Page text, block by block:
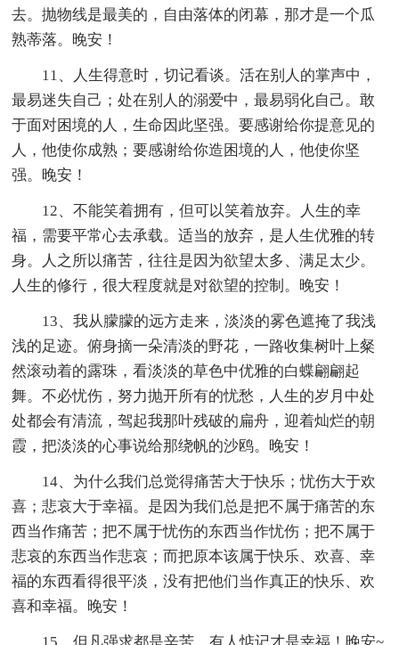
去。抛物线是最美的，自由落体的闭幕，那才是一个瓜
熟蒂落。晚安！
11、人生得意时，切记看谈。活在别人的掌声中，
最易迷失自己；处在别人的溺爱中，最易弱化自己。敢
于面对困境的人，生命因此坚强。要感谢给你提意见的
人，他使你成熟；要感谢给你造困境的人，他使你坚
强。晚安！
12、不能笑着拥有，但可以笑着放弃。人生的幸
福，需要平常心去承载。适当的放弃，是人生优雅的转
身。人之所以痛苦，往往是因为欲望太多、满足太少。
人生的修行，很大程度就是对欲望的控制。晚安！
13、我从朦朦的远方走来，淡淡的雾色遮掩了我浅
浅的足迹。俯身摘一朵清淡的野花，一路收集树叶上粲
然滚动着的露珠，看淡淡的草色中优雅的白蝶翩翩起
舞。不必忧伤，努力抛开所有的忧愁，人生的岁月中处
处都会有清流，驾起我那叶残破的扁舟，迎着灿烂的朝
霞，把淡淡的心事说给那绕帆的沙鸥。晚安！
14、为什么我们总觉得痛苦大于快乐；忧伤大于欢
喜；悲哀大于幸福。是因为我们总是把不属于痛苦的东
西当作痛苦；把不属于忧伤的东西当作忧伤；把不属于
悲哀的东西当作悲哀；而把原本该属于快乐、欢喜、幸
福的东西看得很平淡，没有把他们当作真正的快乐、欢
喜和幸福。晚安！